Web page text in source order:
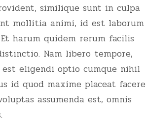
similique sunt in culpa
mollitia animi, id est laborum
harum quidem rerum facilis
Nam libero tempore,
eligendi optio cumque nihil
id quod maxime placeat facere
assumenda est, omnis